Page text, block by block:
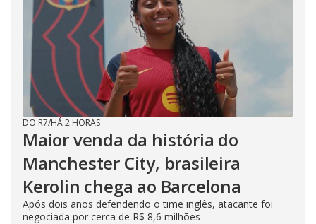
DO R7/HÁ 2 HORAS
Maior venda da história do
Manchester City, brasileira
Kerolin chega ao Barcelona
Após dois anos defendendo o time inglês, atacante foi
negociada por cerca de R$ 8,6 milhões